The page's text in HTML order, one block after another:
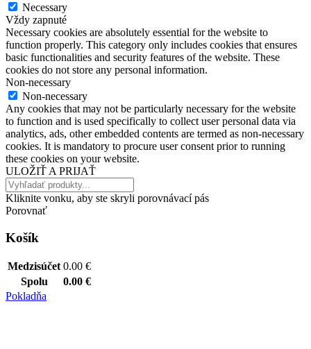
Necessary
Vždy zapnuté
Necessary cookies are absolutely essential for the website to
function properly. This category only includes cookies that ensures
basic functionalities and security features of the website. These
cookies do not store any personal information.
Non-necessary
Non-necessary
Any cookies that may not be particularly necessary for the website
to function and is used specifically to collect user personal data via
analytics, ads, other embedded contents are termed as non-necessary
cookies. It is mandatory to procure user consent prior to running
these cookies on your website.
ULOŽIŤ A PRIJAŤ
Kliknite vonku, aby ste skryli porovnávací pás
Porovnať
Košík
Medzisúčet 0.00 €
Spolu
0.00 €
Pokladňa